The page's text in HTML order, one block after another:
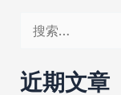
：
近期文章